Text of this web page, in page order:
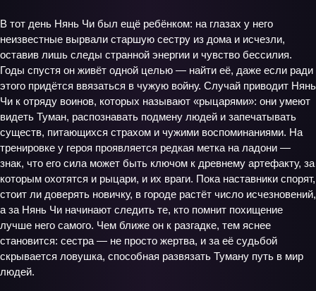
В тот день Нянь Чи был ещё ребёнком: на глазах у него
неизвестные вырвали старшую сестру из дома и исчезли,
оставив лишь следы странной энергии и чувство бессилия.
Годы спустя он живёт одной целью — найти её, даже если ради
этого придётся ввязаться в чужую войну. Случай приводит Нянь
Чи к отряду воинов, которых называют «рыцарями»: они умеют
видеть Туман, распознавать подмену людей и запечатывать
существ, питающихся страхом и чужими воспоминаниями. На
тренировке у героя проявляется редкая метка на ладони —
знак, что его сила может быть ключом к древнему артефакту, за
которым охотятся и рыцари, и их враги. Пока наставники спорят,
стоит ли доверять новичку, в городе растёт число исчезновений,
а за Нянь Чи начинают следить те, кто помнит похищение
лучше него самого. Чем ближе он к разгадке, тем яснее
становится: сестра — не просто жертва, и за её судьбой
скрывается ловушка, способная развязать Туману путь в мир
людей.